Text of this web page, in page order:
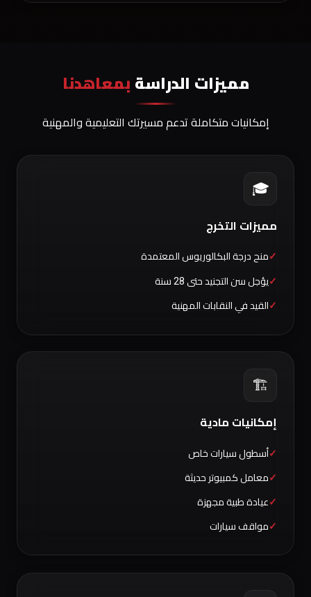
مميزات الدراسة بمعاهدنا
إمكانيات متكاملة تدعم مسيرتك التعليمية والمهنية
🎓
مميزات التخرج
منح درجة البكالوريوس المعتمدة
يؤجل سن التجنيد حتى 28 سنة
القيد في النقابات المهنية
🏗️
إمكانيات مادية
أسطول سيارات خاص
معامل كمبيوتر حديثة
عيادة طبية مجهزة
مواقف سيارات